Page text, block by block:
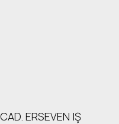
ERSEVEN IŞ